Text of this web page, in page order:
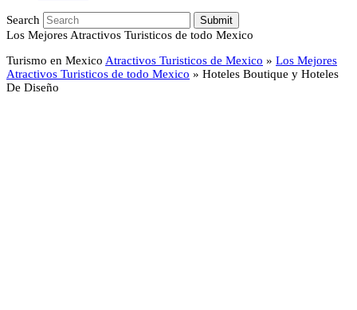
Search Submit
Los Mejores Atractivos Turisticos de todo Mexico
Turismo en Mexico Atractivos Turisticos de Mexico » Los Mejores
Atractivos Turisticos de todo Mexico » Hoteles Boutique y Hoteles
De Diseño